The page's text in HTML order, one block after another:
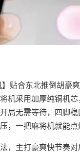
】贴合东北推倒胡
机采用加厚纯铜机
局无需等待，四脚
，一把麻将机就能点
，主打豪爽快节奏